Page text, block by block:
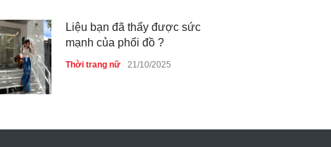
Liệu bạn đã thấy được sức
mạnh của phối đồ ?
Thời trang nữ 21/10/2025